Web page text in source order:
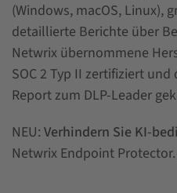
(Windows, macOS, Linux),
detaillierte Berichte über
Netwrix übernommene
SOC 2 Typ II zertifiziert
Report zum DLP-Leader
NEU: Verhindern Sie KI-
Netwrix Endpoint Protector.